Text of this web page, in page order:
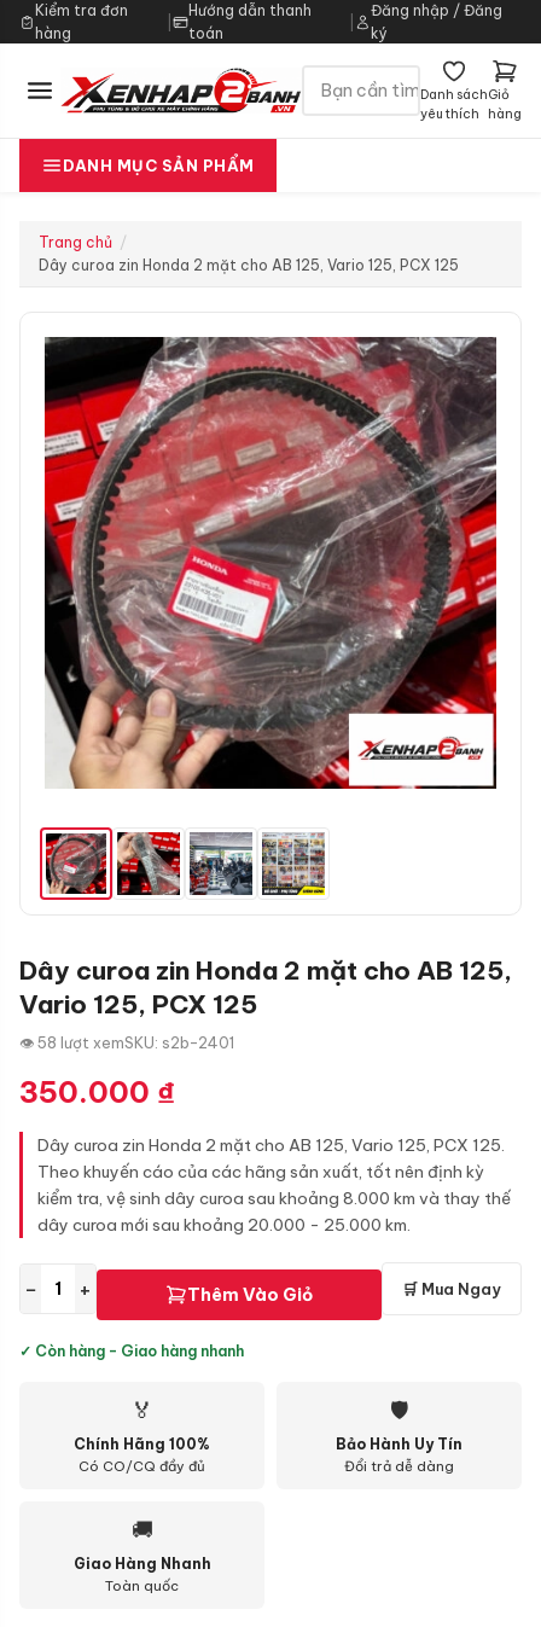
Kiểm tra đơn
hàng
|
Hướng dẫn thanh
toán
Đăng nhập / Đăng
ký
Danh sách
yêu thích
Giỏ
hàng
DANH MỤC SẢN PHẨM
Trang chủ
Dây curoa zin Honda 2 mặt cho AB 125, Vario 125, PCX 125
Dây curoa zin Honda 2 mặt cho AB 125,
Vario 125, PCX 125
👁 58 lượt xemSKU: s2b-2401
350.000 ₫
Dây curoa zin Honda 2 mặt cho AB 125, Vario 125, PCX 125.
Theo khuyến cáo của các hãng sản xuất, tốt nên định kỳ
kiểm tra, vệ sinh dây curoa sau khoảng 8.000 km và thay thế
dây curoa mới sau khoảng 20.000 - 25.000 km.
− + Thêm Vào Giỏ 🛒 Mua Ngay
✓ Còn hàng - Giao hàng nhanh
🏅
Chính Hãng 100%
Có CO/CQ đầy đủ
🛡
Bảo Hành Uy Tín
Đổi trả dễ dàng
🚚
Giao Hàng Nhanh
Toàn quốc